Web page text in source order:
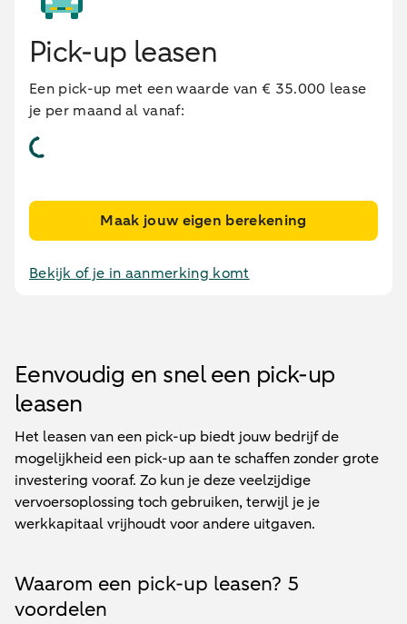
Pick-up leasen
Een pick-up met een waarde van € 35.000 lease
je per maand al vanaf:
Maak jouw eigen berekening
Bekijk of je in aanmerking komt
Eenvoudig en snel een pick-up
leasen
Het leasen van een pick-up biedt jouw bedrijf de
mogelijkheid een pick-up aan te schaffen zonder grote
investering vooraf. Zo kun je deze veelzijdige
vervoersoplossing toch gebruiken, terwijl je je
werkkapitaal vrijhoudt voor andere uitgaven.
Waarom een pick-up leasen? 5
voordelen